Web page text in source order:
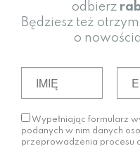
odbierz
Będziesz też
o
Wypełniając formularz
podanych w nim danych
przeprowadzenia procesu